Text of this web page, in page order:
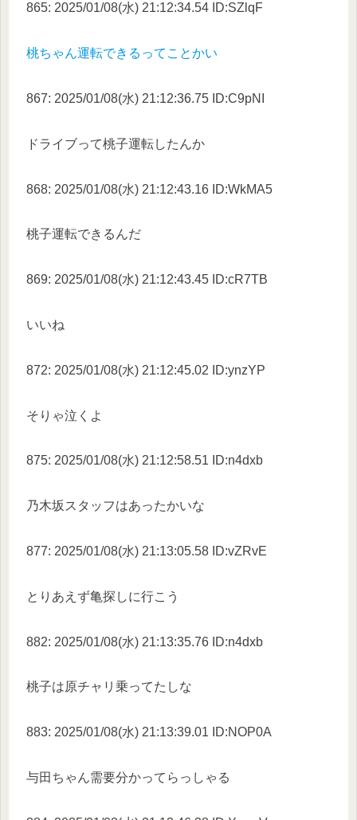
865: 2025/01/08(水) 21:12:34.54 ID:SZlqF
桃ちゃん運転できるってことかい
867: 2025/01/08(水) 21:12:36.75 ID:C9pNI
ドライブって桃子運転したんか
868: 2025/01/08(水) 21:12:43.16 ID:WkMA5
桃子運転できるんだ
869: 2025/01/08(水) 21:12:43.45 ID:cR7TB
いいね
872: 2025/01/08(水) 21:12:45.02 ID:ynzYP
そりゃ泣くよ
875: 2025/01/08(水) 21:12:58.51 ID:n4dxb
乃木坂スタッフはあったかいな
877: 2025/01/08(水) 21:13:05.58 ID:vZRvE
とりあえず亀探しに行こう
882: 2025/01/08(水) 21:13:35.76 ID:n4dxb
桃子は原チャリ乗ってたしな
883: 2025/01/08(水) 21:13:39.01 ID:NOP0A
与田ちゃん需要分かってらっしゃる